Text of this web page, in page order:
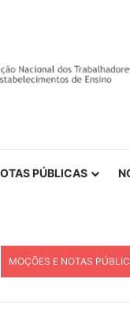
PÚBLICAS
MOÇÕES E NOTAS